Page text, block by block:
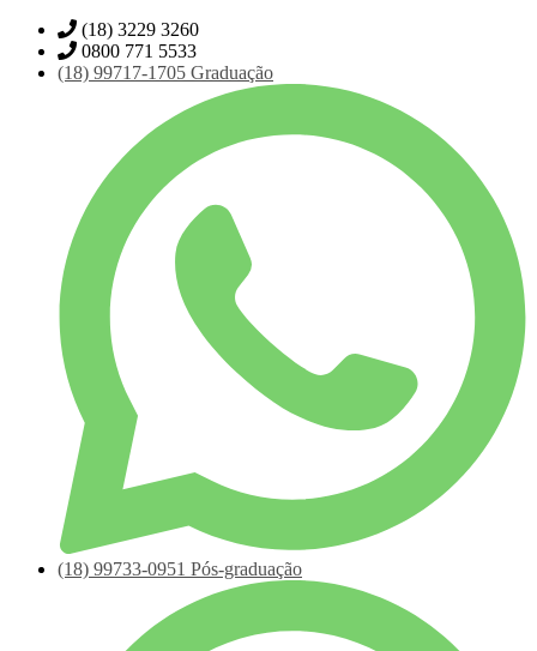
(18) 3229 3260
0800 771 5533
(18) 99717-1705 Graduação
(18) 99733-0951 Pós-graduação